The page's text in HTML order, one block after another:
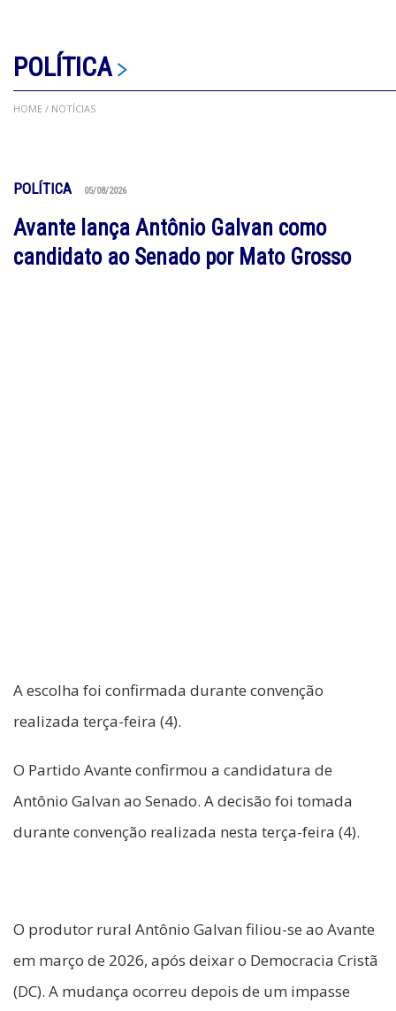
POLÍTICA
HOME / NOTÍCIAS
POLÍTICA 05/08/2026
Avante lança Antônio Galvan como
candidato ao Senado por Mato Grosso
A escolha foi confirmada durante convenção
realizada terça-feira (4).
O Partido Avante confirmou a candidatura de
Antônio Galvan ao Senado. A decisão foi tomada
durante convenção realizada nesta terça-feira (4).
O produtor rural Antônio Galvan filiou-se ao Avante
em março de 2026, após deixar o Democracia Cristã
(DC). A mudança ocorreu depois de um impasse